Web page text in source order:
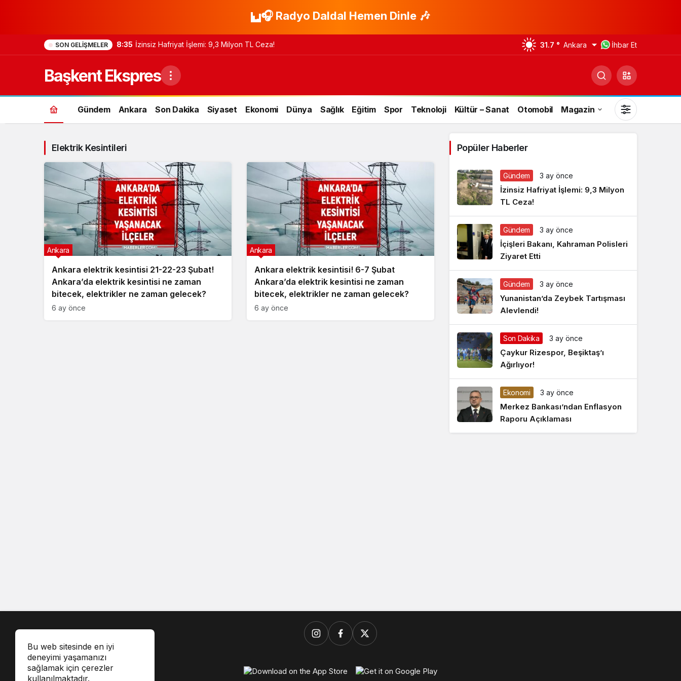
🎧 Radyo Daldal Hemen Dinle 🎶
SON GELIŞMELER 8:35 İzinsiz Hafriyat İşlemi: 9,3 Milyon TL Ceza! 31.7 ° Ankara İhbar Et
Başkent Ekspres
Gündem Ankara Son Dakika Siyaset Ekonomi Dünya Sağlık Eğitim Spor Teknoloji Kültür – Sanat Otomobil Magazin
Gündüz Modu
Gündüz modunu seçin.
Gece Modu
Gece modunu seçin.
Sistem Modu
Sistem modunu seçin.
Elektrik Kesintileri
Ankara elektrik kesintisi 21-22-23 Şubat!
Ankara’da elektrik kesintisi ne zaman
bitecek, elektrikler ne zaman gelecek?
Ankara
6 ay önce
Ankara elektrik kesintisi! 6-7 Şubat
Ankara’da elektrik kesintisi ne zaman
bitecek, elektrikler ne zaman gelecek?
Ankara
6 ay önce
Popüler Haberler
Gündem 3 ay önce
İzinsiz Hafriyat İşlemi: 9,3 Milyon
TL Ceza!
Gündem 3 ay önce
İçişleri Bakanı, Kahraman Polisleri
Ziyaret Etti
Gündem 3 ay önce
Yunanistan’da Zeybek Tartışması
Alevlendi!
Son Dakika 3 ay önce
Çaykur Rizespor, Beşiktaş’ı
Ağırlıyor!
Ekonomi 3 ay önce
Merkez Bankası’ndan Enflasyon
Raporu Açıklaması
Bu web sitesinde en iyi
deneyimi yaşamanızı
sağlamak için çerezler
kullanılmaktadır.